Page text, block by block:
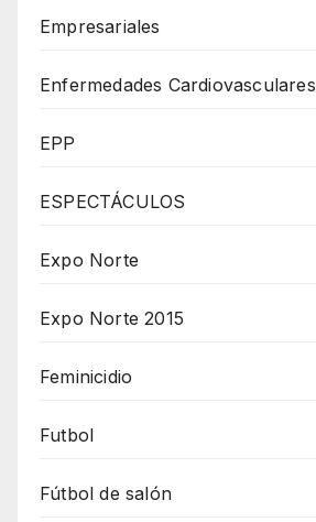
Empresariales
Enfermedades Cardiovasculares
EPP
ESPECTÁCULOS
Expo Norte
Expo Norte 2015
Feminicidio
Futbol
Fútbol de salón